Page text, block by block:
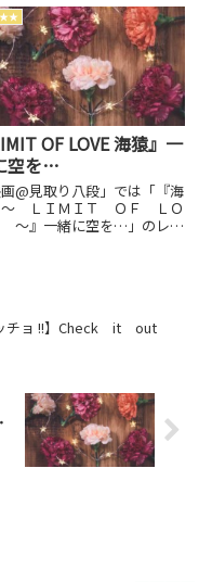
劇場上映中作品のネタバレ
別枠で表記。
OF LOVE 海猿』一
空を…
画@見取り八段」では「『海
ＬＩＭＩＴ ＯＦ ＬＯ
～』一緒に空を…」のレビ
ッチョ !!】Check it out